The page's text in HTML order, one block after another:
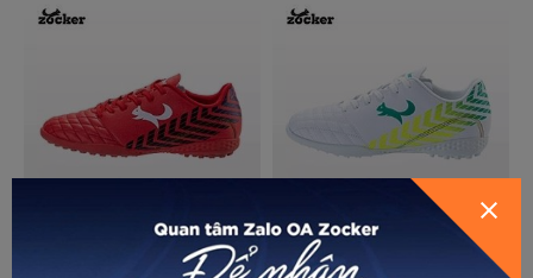
ZOCKER SPACE
GỬI THÔNG TIN ĐỂ ZOCKER TƯ